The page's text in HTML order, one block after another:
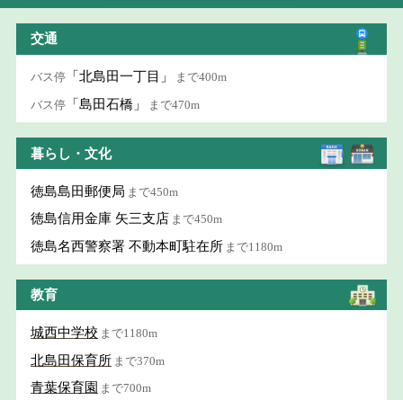
交通
バス停 「北島田一丁目」 まで400m
バス停 「島田石橋」 まで470m
暮らし・文化
徳島島田郵便局 まで450m
徳島信用金庫 矢三支店 まで450m
徳島名西警察署 不動本町駐在所 まで1180m
教育
城西中学校 まで1180m
北島田保育所 まで370m
青葉保育園 まで700m